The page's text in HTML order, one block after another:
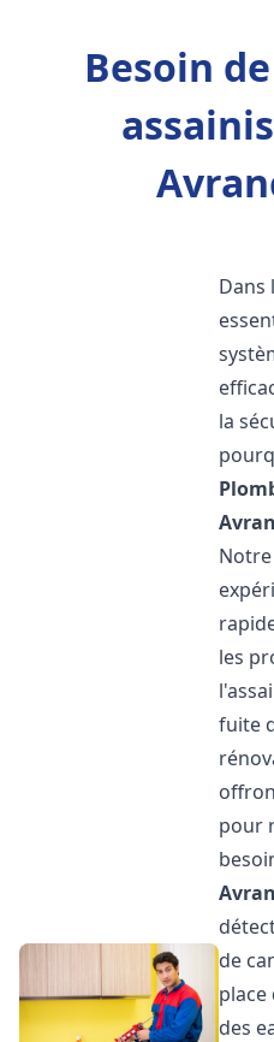
Besoin
Dans
la
les
fuite
pour
de
des